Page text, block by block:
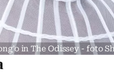
in The Odissey - foto